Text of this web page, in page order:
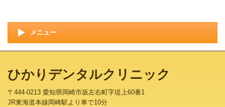
メニュー
ひかりデンタルクリニック
〒444-0213 愛知県岡崎市坂左右町字堤上60番1
JR東海道本線岡崎駅より車で10分